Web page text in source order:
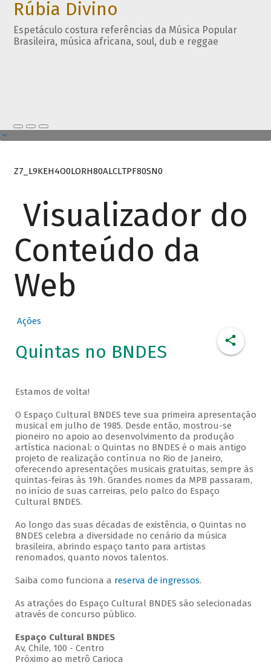
Rúbia Divino
Espetáculo costura referências da Música Popular
Brasileira, música africana, soul, dub e reggae
Z7_L9KEH4O0LORH80ALCLTPF80SN0
Visualizador do
Conteúdo da
Web
Ações
Quintas no BNDES
Estamos de volta!
O Espaço Cultural BNDES teve sua primeira apresentação
musical em julho de 1985. Desde então, mostrou-se
pioneiro no apoio ao desenvolvimento da produção
artística nacional: o Quintas no BNDES é o mais antigo
projeto de realização contínua no Rio de Janeiro,
oferecendo apresentações musicais gratuitas, sempre às
quintas-feiras às 19h. Grandes nomes da MPB passaram,
no início de suas carreiras, pelo palco do Espaço
Cultural BNDES.
Ao longo das suas décadas de existência, o Quintas no
BNDES celebra a diversidade no cenário da música
brasileira, abrindo espaço tanto para artistas
renomados, quanto novos talentos.
Saiba como funciona a reserva de ingressos.
As atrações do Espaço Cultural BNDES são selecionadas
através de concurso público.
Espaço Cultural BNDES
Av, Chile, 100 - Centro
Próximo ao metrô Carioca